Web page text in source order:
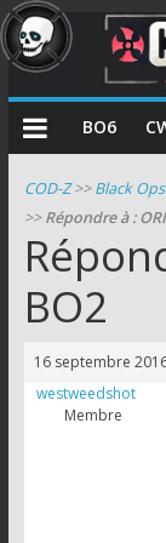
COD
Guides
et
astuces
pour
mode
zombie
BO6
COD-Z>>Black
>>Répondre à :
BO2
16 septembre
westweedshot
Membre